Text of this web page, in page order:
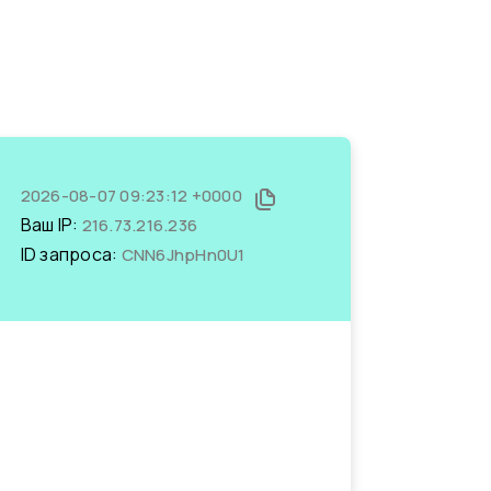
2026-08-07 09:23:12 +0000
Ваш IP: 216.73.216.236
ID запроса: CNN6JhpHn0U1